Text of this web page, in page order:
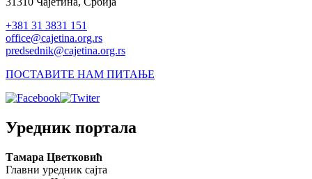
+381 31 3831 151
office@cajetina.org.rs
predsednik@cajetina.org.rs
ПОСТАВИТЕ НАМ ПИТАЊЕ
Уредник портала
Тамара Цветковић
Главни уредник сајта